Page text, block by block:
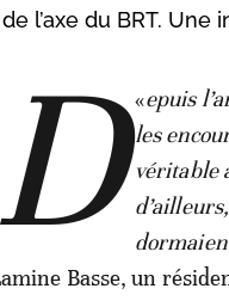
l’axe du BRT. Une
«
D
epuis
les
véritable
Basse, un